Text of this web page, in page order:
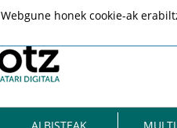
ALBISTEAK
Webgune honek cookie-ak